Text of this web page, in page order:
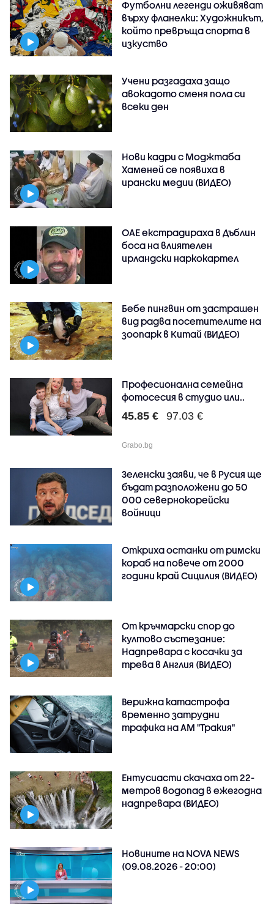
Футболни легенди оживяват
върху фланелки: Художникът,
който превръща спорта в
изкуство
Учени разгадаха защо
авокадото сменя пола си
всеки ден
Нови кадри с Моджтаба
Хаменей се появиха в
ирански медии (ВИДЕО)
ОАЕ екстрадираха в Дъблин
боса на влиятелен
ирландски наркокартел
Бебе пингвин от застрашен
вид радва посетителите на
зоопарк в Китай (ВИДЕО)
Професионална семейна
фотосесия в студио или..
45.85 € 97.03 €
Grabo.bg
Зеленски заяви, че в Русия ще
бъдат разположени до 50
000 севернокорейски
войници
Откриха останки от римски
кораб на повече от 2000
години край Сицилия (ВИДЕО)
От кръчмарски спор до
култово състезание:
Надпревара с косачки за
трева в Англия (ВИДЕО)
Верижна катастрофа
временно затрудни
трафика на АМ "Тракия"
Ентусиасти скачаха от 22-
метров водопад в ежегодна
надпревара (ВИДЕО)
Новините на NOVA NEWS
(09.08.2026 - 20:00)